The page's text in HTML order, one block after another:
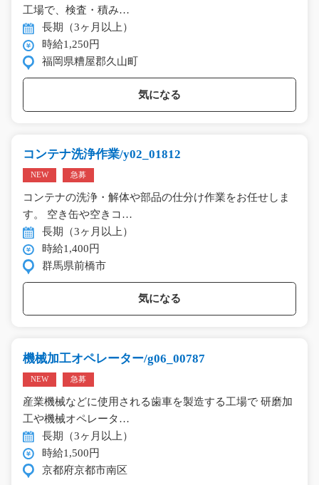
工場で、検査・積み…
長期（3ヶ月以上）
時給1,250円
福岡県糟屋郡久山町
気になる
コンテナ洗浄作業/y02_01812
NEW 急募
コンテナの洗浄・解体や部品の仕分け作業をお任せしま
す。 空き缶や空きコ…
長期（3ヶ月以上）
時給1,400円
群馬県前橋市
気になる
機械加工オペレーター/g06_00787
NEW 急募
産業機械などに使用される歯車を製造する工場で 研磨加
工や機械オペレータ…
長期（3ヶ月以上）
時給1,500円
京都府京都市南区